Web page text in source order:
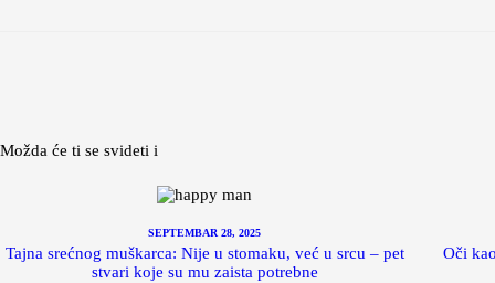
Možda će ti se svideti i
SEPTEMBAR 28, 2025
Tajna srećnog muškarca: Nije u stomaku, već u srcu – pet
stvari koje su mu zaista potrebne
Oči